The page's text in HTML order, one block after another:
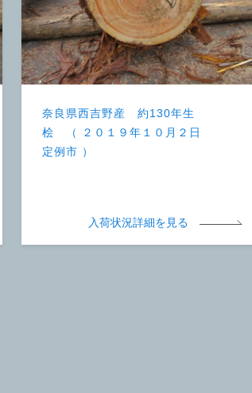
奈良県西吉野産 約130年生
桧 （ ２０１９年１０月２日
定例市 ）
入荷状況詳細を見る